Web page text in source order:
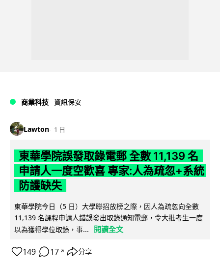
商業科技 資訊保安
Lawton 1 日
東華學院誤發取錄電郵 全數 11,139 名
申請人一度空歡喜 專家:人為疏忽+系統
防護缺失
東華學院今日（5 日）大學聯招放榜之際，因人為疏忽向全數
11,139 名課程申請人錯誤發出取錄通知電郵，令大批考生一度
以為獲得學位取錄，事...
閱讀全文
149 17 ↗ 分享